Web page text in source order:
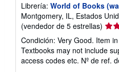
Librería: World of Books
Montgomery, IL, Estados
(vendedor de 5 estrellas)
del
5
de
Condición: Very Good. Item
Textbooks may not include
access codes etc. Nº de ref.